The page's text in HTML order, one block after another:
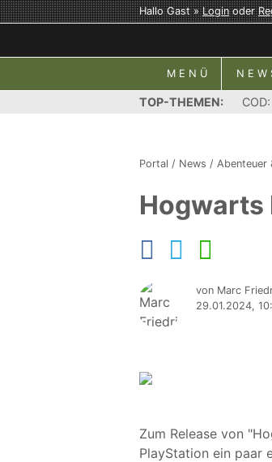
Hallo Gast »Loginoder
MENÜ
TOP-THEMEN:
Portal / News / Abenteuer
Hogwarts
von Marc
29.01.2024,
Zum Release von
PlayStation ein paar